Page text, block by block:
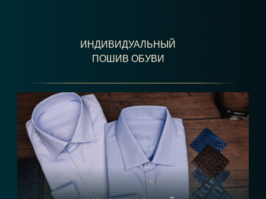
ИНДИВИДУАЛЬНЫЙ
ПОШИВ ОБУВИ